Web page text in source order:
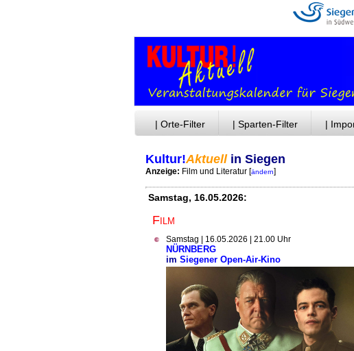
| Orte-Filter | Sparten-Filter |
Kultur!Aktuellin Siegen
Anzeige: Film und Literatur [ändern]
Samstag, 16.05.2026:
Film
Samstag | 16.05.2026 | 21.00 Uhr
NÜRNBERG
im Siegener Open-Air-Kino